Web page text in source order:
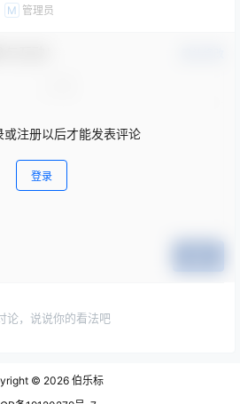
M 管理员
或注册以后才能发表评论
登录
论，说说你的看法吧
© 2026 伯乐标